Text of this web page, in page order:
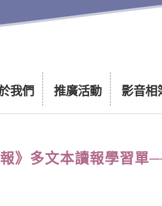
我們 推廣活動 影音相
報》多文本讀報學習